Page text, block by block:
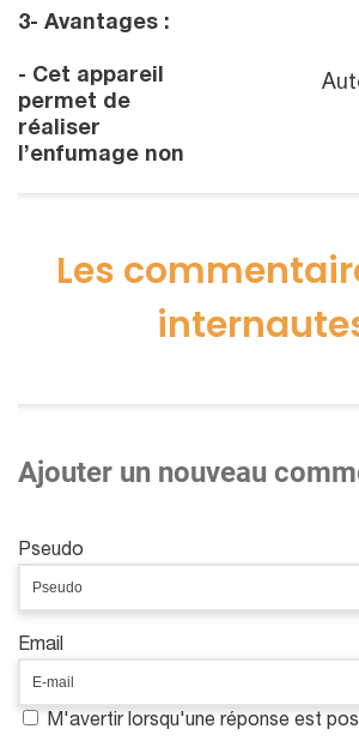
3- Avantages :
- Cet appareil
permet de
réaliser
l’enfumage non
Les
Ajouter un nouveau
Pseudo
Email
M'avertir lorsqu'une réponse est